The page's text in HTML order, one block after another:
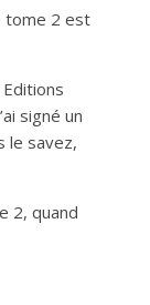
tome 2 est
signé un
le savez,
2, quand